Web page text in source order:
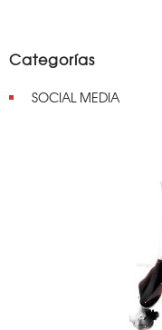
Categorías
SOCIAL MEDIA